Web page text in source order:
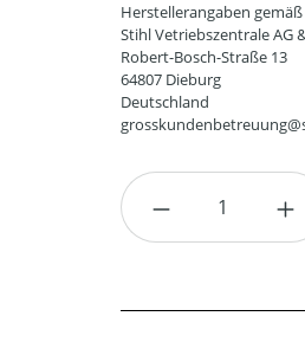
Herstellerangaben
Stihl Vetriebszentrale AG
Robert-Bosch-Straße 13
64807 Dieburg
Deutschland
Produkt